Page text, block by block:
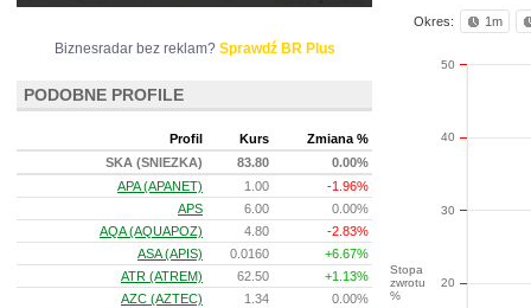
Okres: 1m
Stopa
zwrotu
%
20
30
40
50
Biznesradar bez reklam? Sprawdź BR Plus
PODOBNE PROFILE
Profil Kurs
Zmiana %
SKA (SNIEZKA)
83.80
0.00%
APA (APANET)
1.00
-1.96%
APS
6.00
0.00%
AQA (AQUAPOZ)
4.80
-2.83%
ASA (APIS)
0.0160
+6.67%
ATR (ATREM)
62.50
+1.13%
AZC (AZTEC)
1.34
0.00%